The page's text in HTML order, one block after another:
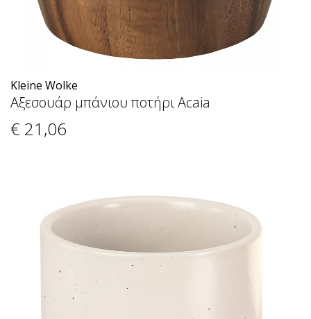
Kleine Wolke
Αξεσουάρ μπάνιου ποτήρι Acaia
€ 21 ,06